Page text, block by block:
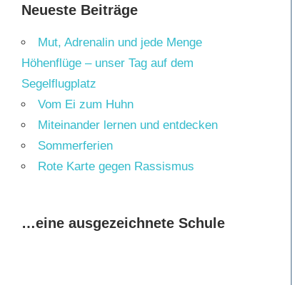
Neueste Beiträge
Mut, Adrenalin und jede Menge
Höhenflüge – unser Tag auf dem
Segelflugplatz
Vom Ei zum Huhn
Miteinander lernen und entdecken
Sommerferien
Rote Karte gegen Rassismus
…eine ausgezeichnete Schule